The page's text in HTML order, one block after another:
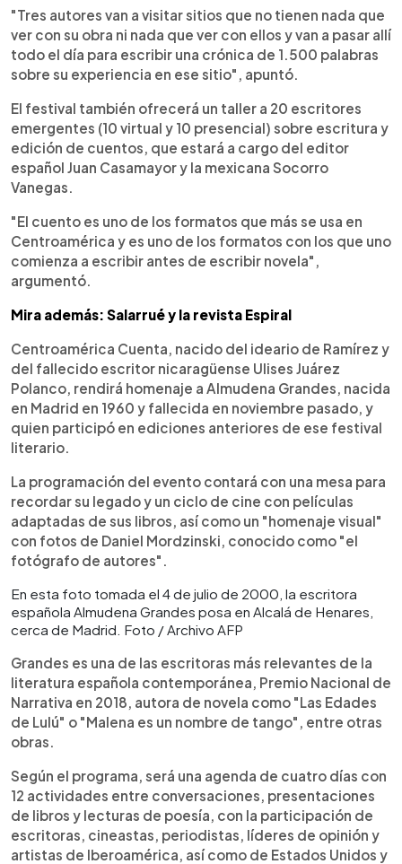
"Tres autores van a visitar sitios que no tienen nada que
ver con su obra ni nada que ver con ellos y van a pasar allí
todo el día para escribir una crónica de 1.500 palabras
sobre su experiencia en ese sitio", apuntó.
El festival también ofrecerá un taller a 20 escritores
emergentes (10 virtual y 10 presencial) sobre escritura y
edición de cuentos, que estará a cargo del editor
español Juan Casamayor y la mexicana Socorro
Vanegas.
"El cuento es uno de los formatos que más se usa en
Centroamérica y es uno de los formatos con los que uno
comienza a escribir antes de escribir novela",
argumentó.
Mira además: Salarrué y la revista Espiral
Centroamérica Cuenta, nacido del ideario de Ramírez y
del fallecido escritor nicaragüense Ulises Juárez
Polanco, rendirá homenaje a Almudena Grandes, nacida
en Madrid en 1960 y fallecida en noviembre pasado, y
quien participó en ediciones anteriores de ese festival
literario.
La programación del evento contará con una mesa para
recordar su legado y un ciclo de cine con películas
adaptadas de sus libros, así como un "homenaje visual"
con fotos de Daniel Mordzinski, conocido como "el
fotógrafo de autores".
En esta foto tomada el 4 de julio de 2000, la escritora
española Almudena Grandes posa en Alcalá de Henares,
cerca de Madrid. Foto / Archivo AFP
Grandes es una de las escritoras más relevantes de la
literatura española contemporánea, Premio Nacional de
Narrativa en 2018, autora de novela como "Las Edades
de Lulú" o "Malena es un nombre de tango", entre otras
obras.
Según el programa, será una agenda de cuatro días con
12 actividades entre conversaciones, presentaciones
de libros y lecturas de poesía, con la participación de
escritoras, cineastas, periodistas, líderes de opinión y
artistas de Iberoamérica, así como de Estados Unidos y